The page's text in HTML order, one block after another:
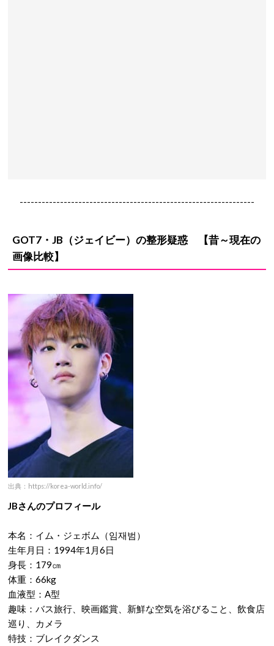
----------------------------------------------------------------
GOT7・JB（ジェイビー） の整形疑惑
【昔～現在の
画像比較】
出典：https://korea-world.info/
JBさんのプロフィール
本名：イム・ジェボム（임재범）
生年月日：1994年1月6日
身長：179㎝
体重：66kg
血液型：A型
趣味：バス旅行、映画鑑賞、新鮮な空気を浴びること、飲食店
巡り、カメラ
特技：ブレイクダンス